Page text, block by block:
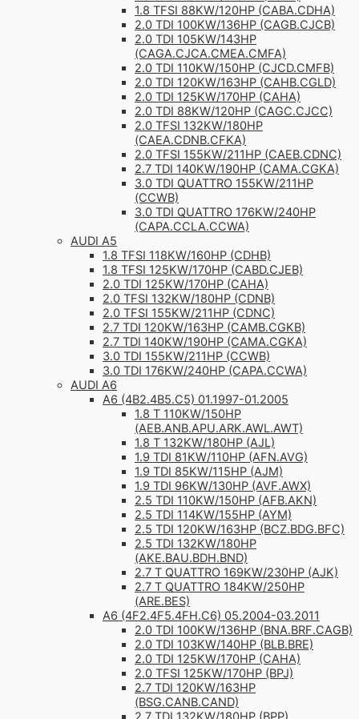
1.8 TFSI 88KW/120HP (CABA.CDHA)
2.0 TDI 100KW/136HP (CAGB.CJCB)
2.0 TDI 105KW/143HP
(CAGA.CJCA.CMEA.CMFA)
2.0 TDI 110KW/150HP (CJCD.CMFB)
2.0 TDI 120KW/163HP (CAHB.CGLD)
2.0 TDI 125KW/170HP (CAHA)
2.0 TDI 88KW/120HP (CAGC.CJCC)
2.0 TFSI 132KW/180HP
(CAEA.CDNB.CFKA)
2.0 TFSI 155KW/211HP (CAEB.CDNC)
2.7 TDI 140KW/190HP (CAMA.CGKA)
3.0 TDI QUATTRO 155KW/211HP
(CCWB)
3.0 TDI QUATTRO 176KW/240HP
(CAPA.CCLA.CCWA)
AUDI A5
1.8 TFSI 118KW/160HP (CDHB)
1.8 TFSI 125KW/170HP (CABD.CJEB)
2.0 TDI 125KW/170HP (CAHA)
2.0 TFSI 132KW/180HP (CDNB)
2.0 TFSI 155KW/211HP (CDNC)
2.7 TDI 120KW/163HP (CAMB.CGKB)
2.7 TDI 140KW/190HP (CAMA.CGKA)
3.0 TDI 155KW/211HP (CCWB)
3.0 TDI 176KW/240HP (CAPA.CCWA)
AUDI A6
A6 (4B2.4B5.C5) 01.1997-01.2005
1.8 T 110KW/150HP
(AEB.ANB.APU.ARK.AWL.AWT)
1.8 T 132KW/180HP (AJL)
1.9 TDI 81KW/110HP (AFN.AVG)
1.9 TDI 85KW/115HP (AJM)
1.9 TDI 96KW/130HP (AVF.AWX)
2.5 TDI 110KW/150HP (AFB.AKN)
2.5 TDI 114KW/155HP (AYM)
2.5 TDI 120KW/163HP (BCZ.BDG.BFC)
2.5 TDI 132KW/180HP
(AKE.BAU.BDH.BND)
2.7 T QUATTRO 169KW/230HP (AJK)
2.7 T QUATTRO 184KW/250HP
(ARE.BES)
A6 (4F2.4F5.4FH.C6) 05.2004-03.2011
2.0 TDI 100KW/136HP (BNA.BRF.CAGB)
2.0 TDI 103KW/140HP (BLB.BRE)
2.0 TDI 125KW/170HP (CAHA)
2.0 TFSI 125KW/170HP (BPJ)
2.7 TDI 120KW/163HP
(BSG.CANB.CAND)